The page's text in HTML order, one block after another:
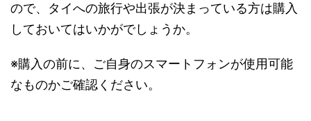
ので、タイへの旅行や出張が決まっている方は購入
しておいてはいかがでしょうか。
※購入の前に、ご自身のスマートフォンが使用可能
なものかご確認ください。